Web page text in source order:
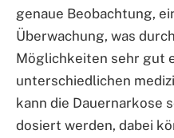
genaue Beobachtung,
Überwachung, was
Möglichkeiten sehr gut
unterschiedlichen
kann die Dauernarkose
dosiert werden, dabei